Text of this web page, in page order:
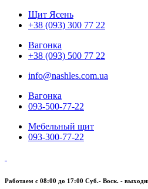
Щит Ясень
+38 (093) 300 77 22
Вагонка
+38 (093) 500 77 22
info@nashles.com.ua
Вагонка
093-500-77-22
Мебельный щит
093-300-77-22
Работаем с 08:00 до 17:00 Суб.- Воск. -